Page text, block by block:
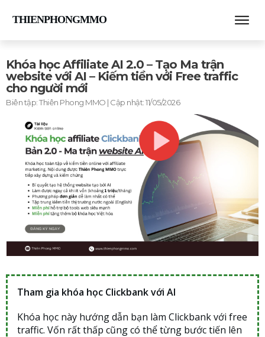
THIENPHONGMMO
Khóa học Affiliate AI 2.0 – Tạo Ma trận
website với AI – Kiếm tiền với Free traffic
cho người mới
Biên tập:Thiên Phong MMO | Cập nhật:11/05/2026
Tham gia khóa học Clickbank với AI
Khóa học này hướng dẫn bạn làm Clickbank với free
traffic. Vốn rất thấp cũng có thể từng bước tiến lên